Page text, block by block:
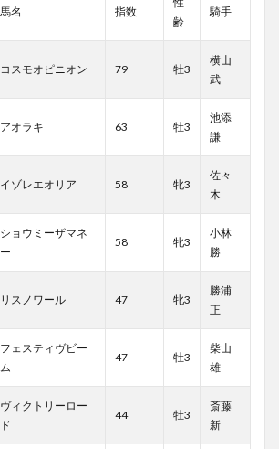
馬名 指数
齢
騎手
コスモオピニオン 79 牡3
横山
武
アオラキ 63 牡3
池添
謙
イゾレエオリア 58 牝3
佐々
木
ショウミーザマネ
ー
58 牝3
小林
勝
リスノワール 47 牝3
勝浦
正
フェスティヴビー
ム
47 牡3
柴山
雄
ヴィクトリーロー
ド
44 牡3
斎藤
新